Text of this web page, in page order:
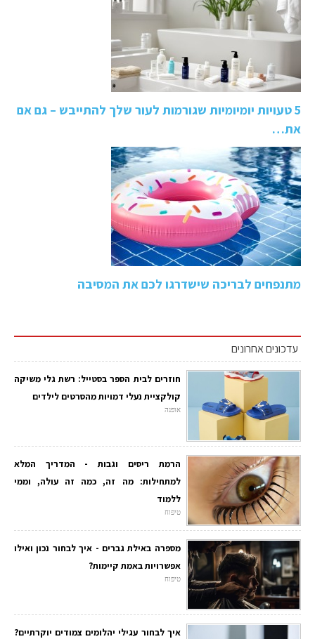
5 טעויות יומיומיות שגורמות לעור שלך להתייבש – גם אם
את…
מתנפחים לבריכה שישדרגו לכם את המסיבה
עדכונים אחרונים
חוזרים לבית הספר בסטייל: רשת גלי משיקה
קולקציית נעלי דמויות מהסרטים לילדים
אופנה
הרמת ריסים וגבות - המדריך המלא
למתחילות: מה זה, כמה זה עולה, וממי
ללמוד
טיפוח
מספרה באילת גברים - איך לבחור נכון ואילו
אפשרויות באמת קיימות?
טיפוח
איך לבחור עגילי יהלומים צמודים יוקרתיים?